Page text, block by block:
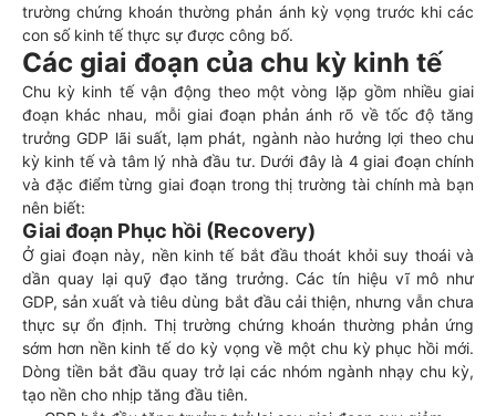
trường chứng khoán thường phản ánh kỳ vọng trước khi các
con số kinh tế thực sự được công bố.
Các giai đoạn của chu kỳ kinh tế
Chu kỳ kinh tế vận động theo một vòng lặp gồm nhiều giai
đoạn khác nhau, mỗi giai đoạn phản ánh rõ về tốc độ tăng
trưởng GDP lãi suất, lạm phát, ngành nào hưởng lợi theo chu
kỳ kinh tế và tâm lý nhà đầu tư. Dưới đây là 4 giai đoạn chính
và đặc điểm từng giai đoạn trong thị trường tài chính mà bạn
nên biết:
Giai đoạn Phục hồi (Recovery)
Ở giai đoạn này, nền kinh tế bắt đầu thoát khỏi suy thoái và
dần quay lại quỹ đạo tăng trưởng. Các tín hiệu vĩ mô như
GDP, sản xuất và tiêu dùng bắt đầu cải thiện, nhưng vẫn chưa
thực sự ổn định. Thị trường chứng khoán thường phản ứng
sớm hơn nền kinh tế do kỳ vọng về một chu kỳ phục hồi mới.
Dòng tiền bắt đầu quay trở lại các nhóm ngành nhạy chu kỳ,
tạo nền cho nhịp tăng đầu tiên.